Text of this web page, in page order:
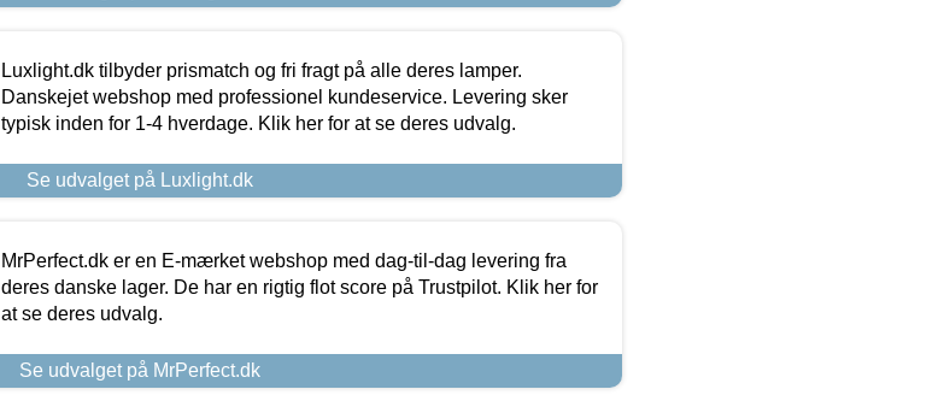
Luxlight.dk tilbyder prismatch og fri fragt på alle deres lamper.
Danskejet webshop med professionel kundeservice. Levering sker
typisk inden for 1-4 hverdage. Klik her for at se deres udvalg.
Se udvalget på Luxlight.dk
MrPerfect.dk er en E-mærket webshop med dag-til-dag levering fra
deres danske lager. De har en rigtig flot score på Trustpilot. Klik her for
at se deres udvalg.
Se udvalget på MrPerfect.dk